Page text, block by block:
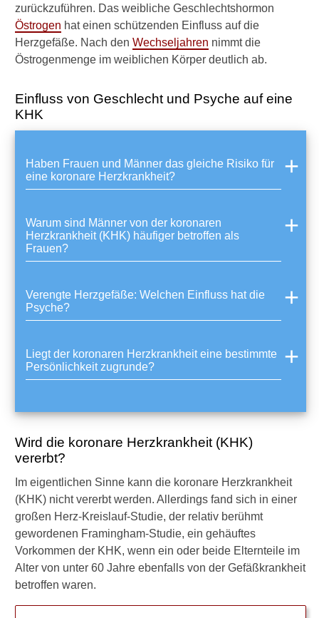
zurückzuführen. Das weibliche Geschlechtshormon
Östrogen hat einen schützenden Einfluss auf die
Herzgefäße. Nach den Wechseljahren nimmt die
Östrogenmenge im weiblichen Körper deutlich ab.
Einfluss von Geschlecht und Psyche auf eine
KHK
Haben Frauen und Männer das gleiche Risiko für
eine koronare Herzkrankheit?
Warum sind Männer von der koronaren
Herzkrankheit (KHK) häufiger betroffen als
Frauen?
Verengte Herzgefäße: Welchen Einfluss hat die
Psyche?
Liegt der koronaren Herzkrankheit eine bestimmte
Persönlichkeit zugrunde?
Wird die koronare Herzkrankheit (KHK)
vererbt?
Im eigentlichen Sinne kann die koronare Herzkrankheit
(KHK) nicht vererbt werden. Allerdings fand sich in einer
großen Herz-Kreislauf-Studie, der relativ berühmt
gewordenen Framingham-Studie, ein gehäuftes
Vorkommen der KHK, wenn ein oder beide Elternteile im
Alter von unter 60 Jahre ebenfalls von der Gefäßkrankheit
betroffen waren.
k
o
h
o
l
i
n
w
n
n
m
a
b
e
r
i
t
s
n
e
k
o
r
n
a
r
e
H
r
z